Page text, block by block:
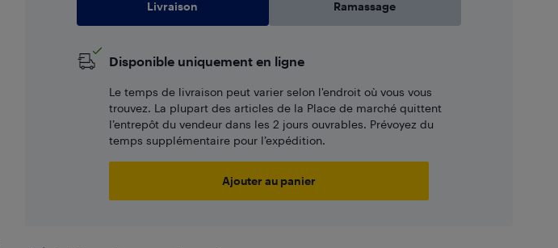
Livraison Ramassage
Disponible uniquement en ligne
Le temps de livraison peut varier selon l'endroit où vous vous
trouvez. La plupart des articles de la Place de marché quittent
l’entrepôt du vendeur dans les 2 jours ouvrables. Prévoyez du
temps supplémentaire pour l’expédition.
Ajouter au panier